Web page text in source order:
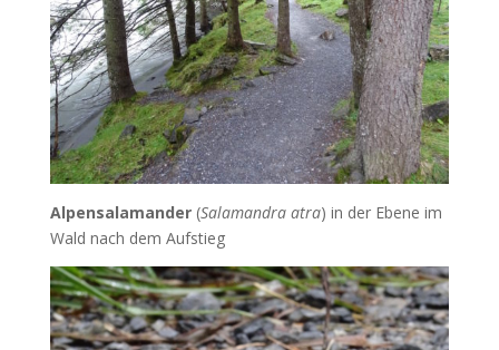
Alpensalamander(Salamandra atra) in der Ebene im
Wald nach dem Aufstieg